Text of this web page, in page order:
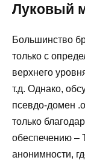
Луковый
Большинство
только с
верхнего
т.д. Однако,
псевдо-домен
только
обеспечению –
анонимности,